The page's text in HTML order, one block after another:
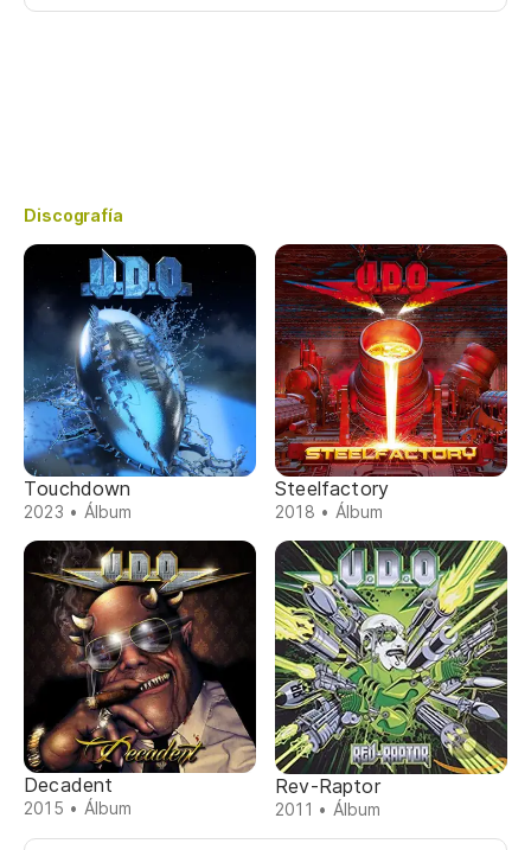
Discografía
Touchdown
2023 • Álbum
Steelfactory
2018 • Álbum
Decadent
2015 • Álbum
Rev-Raptor
2011 • Álbum